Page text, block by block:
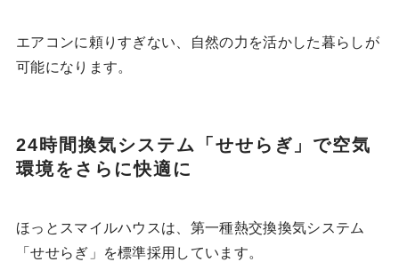
エアコンに頼りすぎない、自然の力を活かした暮らしが
可能になります。
24時間換気システム「せせらぎ」で空気
環境をさらに快適に
ほっとスマイルハウスは、第一種熱交換換気システム
「せせらぎ」を標準採用しています。